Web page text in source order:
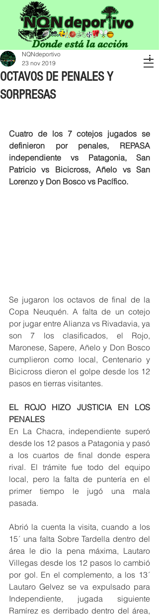
Donde está la acción
OCTAVOS DE PENALES Y
SORPRESAS
NQNdeportivo
23 nov 2019
Cuatro de los 7 cotejos jugados se
definieron por penales, REPASA
independiente vs Patagonia, San
Patricio vs Bicicross, Añelo vs San
Lorenzo y Don Bosco vs Pacífico.
Se jugaron los octavos de final de la
Copa Neuquén. A falta de un cotejo
por jugar entre Alianza vs Rivadavia, ya
son 7 los clasificados, el Rojo,
Maronese, Sapere, Añelo y Don Bosco
cumplieron como local, Centenario y
Bicicross dieron el golpe desde los 12
pasos en tierras visitantes.
EL ROJO HIZO JUSTICIA EN LOS
PENALES
En La Chacra, independiente superó
desde los 12 pasos a Patagonia y pasó
a los cuartos de final donde espera
rival. El trámite fue todo del equipo
local, pero la falta de puntería en el
primer tiempo le jugó una mala
pasada.
Abrió la cuenta la visita, cuando a los
15´ una falta Sobre Tardella dentro del
área le dio la pena máxima, Lautaro
Villegas desde los 12 pasos lo cambió
por gol. En el complemento, a los 13´
Lautaro Gelvez se va expulsado para
Independiente, jugada siguiente
Ramírez es derribado dentro del área,